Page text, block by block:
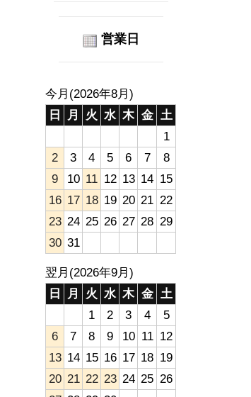
営業日
今月(2026年8月)
日
月 火 水 木 金 土
1
2
3 4 5 6 7
8
9
10 11 12 13 14 15
16 17 18 19 20 21 22
23 24 25 26 27 28 29
30 31
翌月(2026年9月)
日
月 火 水 木 金 土
1
2 3 4
5
6
7 8 9 10 11 12
13 14 15 16 17 18 19
20 21 22 23 24 25 26